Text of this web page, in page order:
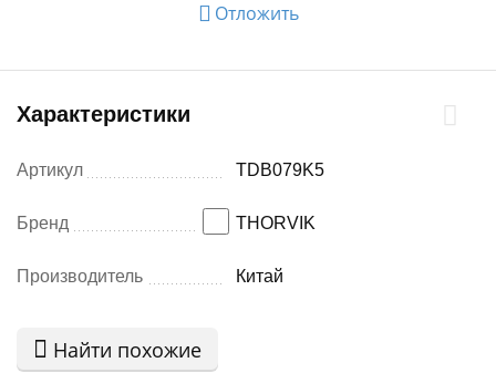
Отложить
Характеристики
Артикул TDB079K5
Бренд THORVIK
Производитель Китай
Найти похожие